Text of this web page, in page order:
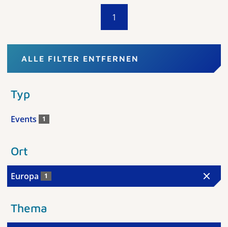
1
ALLE FILTER ENTFERNEN
Typ
Events 1
Ort
Europa 1
Thema